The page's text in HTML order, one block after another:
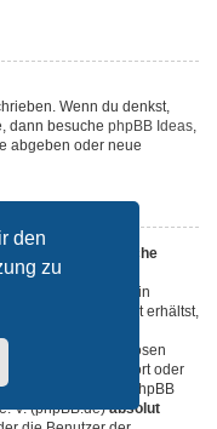
den
zu
Wenn du denkst,
dann besuche phpBB Ideas,
abgeben oder neue
oder juristische
aufgeführt ist, ist ein
du so keine Antwort erhältst,
bei einem kostenlosen
liegt — den Support oder
beachte, dass phpBB
V. (phpBB.de)absolut